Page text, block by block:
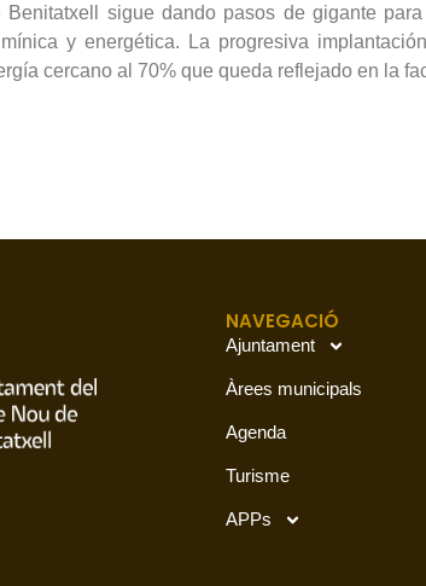
sigue dando pasos de gigante
y energética. La progresiva
cercano al 70% que queda reflejado en la
NAVEGACIÓ
Ajuntament
Àrees municipals
Agenda
Turisme
APPs